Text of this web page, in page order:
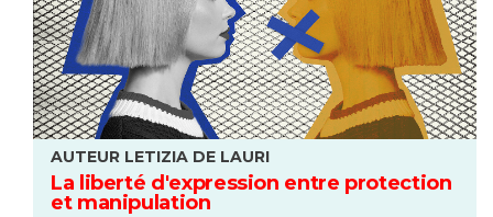
AUTEUR LETIZIA DE LAURI
La liberté d'expression entre protection
et manipulation